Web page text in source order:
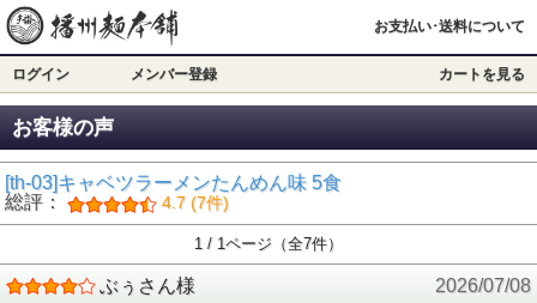
お支払い･送料について
ログイン メンバー登録 カートを見る
お客様の声
[th-03]キャベツラーメンたんめん味 5食
総評：
4.7 (7件)
1 / 1ページ（全7件）
ぶぅさん様 2026/07/08